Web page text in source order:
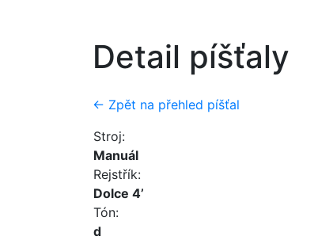
Detail píšťaly
← Zpět na přehled píšťal
Stroj:
Manuál
Rejstřík:
Dolce 4’
Tón:
d